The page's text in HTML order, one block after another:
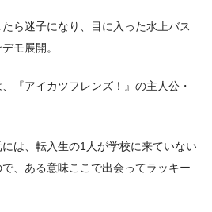
ら迷子になり、目に入った水上バス
モ展開。
『アイカツフレンズ！』の主人公・
は、転入生の1人が学校に来ていない
、ある意味ここで出会ってラッキー